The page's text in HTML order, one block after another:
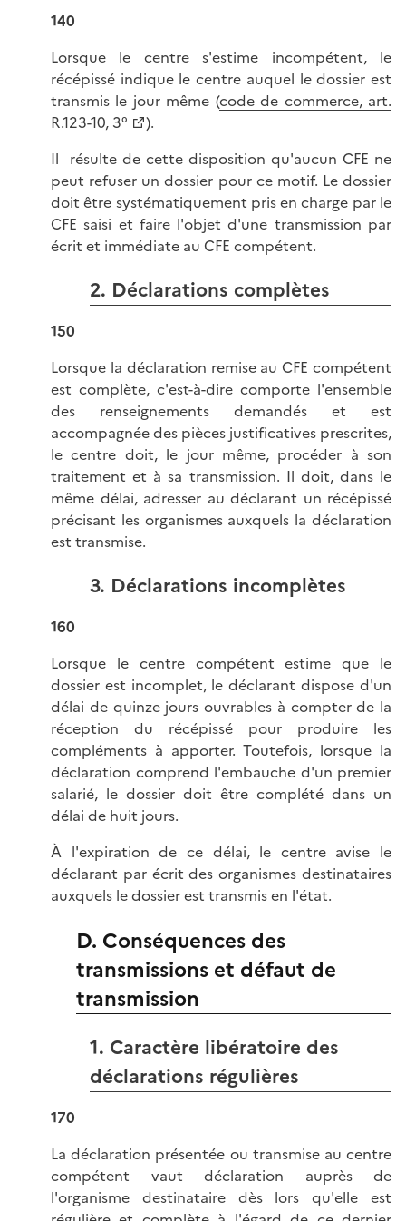
140
Lorsque le centre s'estime incompétent, le
récépissé indique le centre auquel le dossier est
transmis le jour même (code de commerce, art.
R.123-10, 3°
).
Il résulte de cette disposition qu'aucun CFE ne
peut refuser un dossier pour ce motif. Le dossier
doit être systématiquement pris en charge par le
CFE saisi et faire l'objet d'une transmission par
écrit et immédiate au CFE compétent.
2. Déclarations complètes
150
Lorsque la déclaration remise au CFE compétent
est complète, c'est-à-dire comporte l'ensemble
des renseignements demandés et est
accompagnée des pièces justificatives prescrites,
le centre doit, le jour même, procéder à son
traitement et à sa transmission. Il doit, dans le
même délai, adresser au déclarant un récépissé
précisant les organismes auxquels la déclaration
est transmise.
3. Déclarations incomplètes
160
Lorsque le centre compétent estime que le
dossier est incomplet, le déclarant dispose d'un
délai de quinze jours ouvrables à compter de la
réception du récépissé pour produire les
compléments à apporter. Toutefois, lorsque la
déclaration comprend l'embauche d'un premier
salarié, le dossier doit être complété dans un
délai de huit jours.
À l'expiration de ce délai, le centre avise le
déclarant par écrit des organismes destinataires
auxquels le dossier est transmis en l'état.
D. Conséquences des
transmissions et défaut de
transmission
1. Caractère libératoire des
déclarations régulières
170
La déclaration présentée ou transmise au centre
compétent vaut déclaration auprès de
l'organisme destinataire dès lors qu'elle est